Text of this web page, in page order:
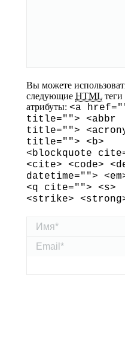
Вы можете
следующие HTML теги
атрибуты: <a
title=""> <abbr
title="">
title=""> <b>
<blockquote
<cite> <code>
datetime="">
<q cite=""> <s>
<strike>
Имя *
Email *